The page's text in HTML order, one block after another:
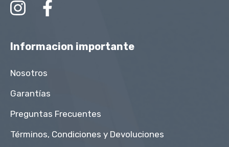
Informacion importante
Nosotros
Garantías
Preguntas Frecuentes
Términos, Condiciones y Devoluciones